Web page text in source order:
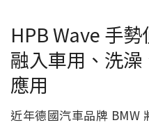
HPB Wave 手
融入車用、洗
應用
近年德國汽車品牌 BMW